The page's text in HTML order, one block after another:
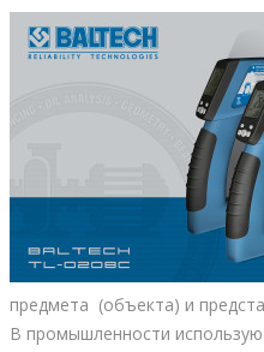
предмета (объекта) и
В промышленности